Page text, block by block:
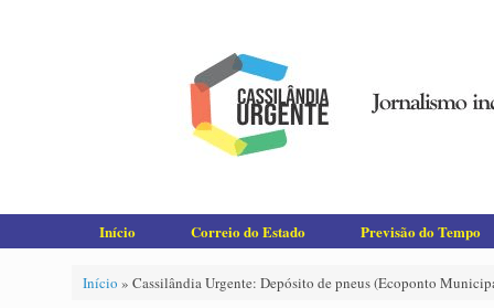
Início Correio do Estado Previsão do Tempo
Início » Cassilândia Urgente: Depósito de pneus (Ecoponto